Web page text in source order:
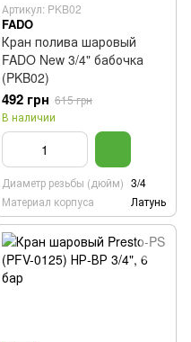
Артикул: PKB02
FADO
Кран полива шаровый
FADO New 3/4" бабочка
(PKB02)
492 грн 615 грн
В наличии
Диаметр резьбы (дюйм) 3/4
Материал корпуса
Латунь